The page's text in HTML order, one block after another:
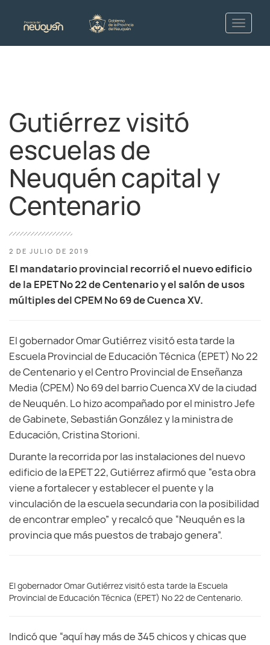
Gutiérrez visitó
escuelas de
Neuquén capital y
Centenario
2 DE JULIO DE 2019
El mandatario provincial recorrió el nuevo edificio
de la EPET Nº 22 de Centenario y el salón de usos
múltiples del CPEM Nº 69 de Cuenca XV.
El gobernador Omar Gutiérrez visitó esta tarde la
Escuela Provincial de Educación Técnica (EPET) Nº 22
de Centenario y el Centro Provincial de Enseñanza
Media (CPEM) Nº 69 del barrio Cuenca XV de la ciudad
de Neuquén. Lo hizo acompañado por el ministro Jefe
de Gabinete, Sebastián González y la ministra de
Educación, Cristina Storioni.
Durante la recorrida por las instalaciones del nuevo
edificio de la EPET 22, Gutiérrez afirmó que “esta obra
viene a fortalecer y establecer el puente y la
vinculación de la escuela secundaria con la posibilidad
de encontrar empleo” y recalcó que “Neuquén es la
provincia que más puestos de trabajo genera”.
El gobernador Omar Gutiérrez visitó esta tarde la Escuela
Provincial de Educación Técnica (EPET) Nº 22 de Centenario.
Indicó que “aquí hay más de 345 chicos y chicas que